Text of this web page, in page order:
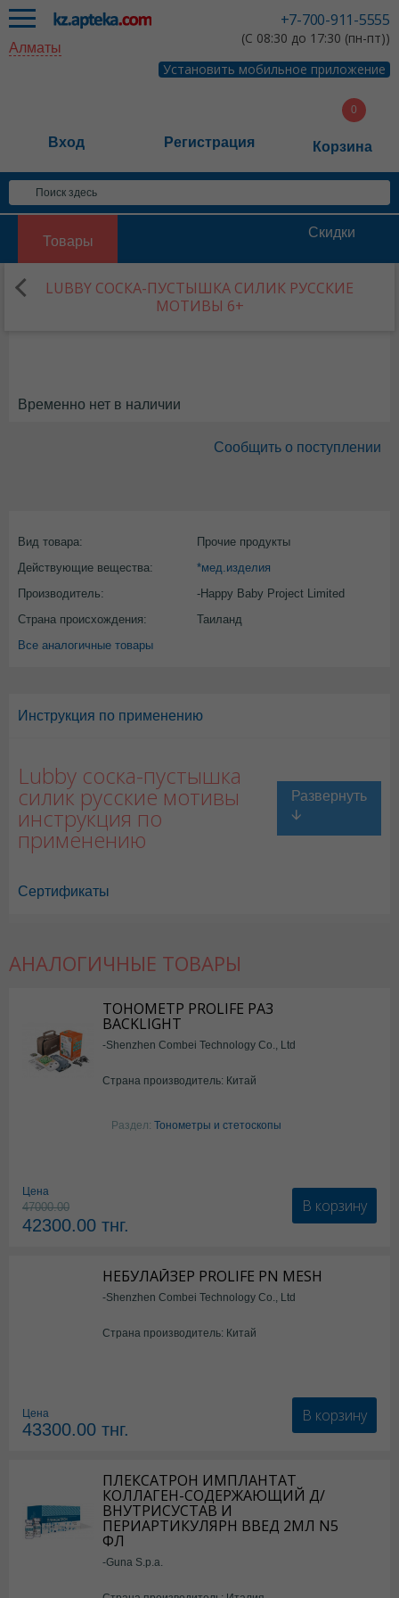
+7-700-911-5555
(С 08:30 до 17:30 (пн-пт))
Установить мобильное приложение
Алматы
Вход Регистрация Корзина
Товары
Скидки
LUBBY СОСКА-ПУСТЫШКА СИЛИК РУССКИЕ
МОТИВЫ 6+
Временно нет в наличии
Сообщить о поступлении
Вид товара:
Прочие продукты
Действующие вещества:
*мед.изделия
Производитель:
-Happy Baby Project Limited
Страна происхождения:
Таиланд
Все аналогичные товары
Инструкция по применению
Lubby соска-пустышка
силик русские мотивы
инструкция по
применению
Сертификаты
АНАЛОГИЧНЫЕ ТОВАРЫ
ТОНОМЕТР PROLIFE PA3
BACKLIGHT
-Shenzhen Combei Technology Co., Ltd
Страна производитель: Китай
Раздел: Тонометры и стетоскопы
Цена
47000.00
42300.00 тнг.
В корзину
НЕБУЛАЙЗЕР PROLIFE PN MESH
-Shenzhen Combei Technology Co., Ltd
Страна производитель: Китай
Цена
43300.00 тнг.
В корзину
ПЛЕКСАТРОН ИМПЛАНТАТ
КОЛЛАГЕН-СОДЕРЖАЮЩИЙ Д/
ВНУТРИСУСТАВ И
ПЕРИАРТИКУЛЯРН ВВЕД 2МЛ N5
ФЛ
-Guna S.p.a.